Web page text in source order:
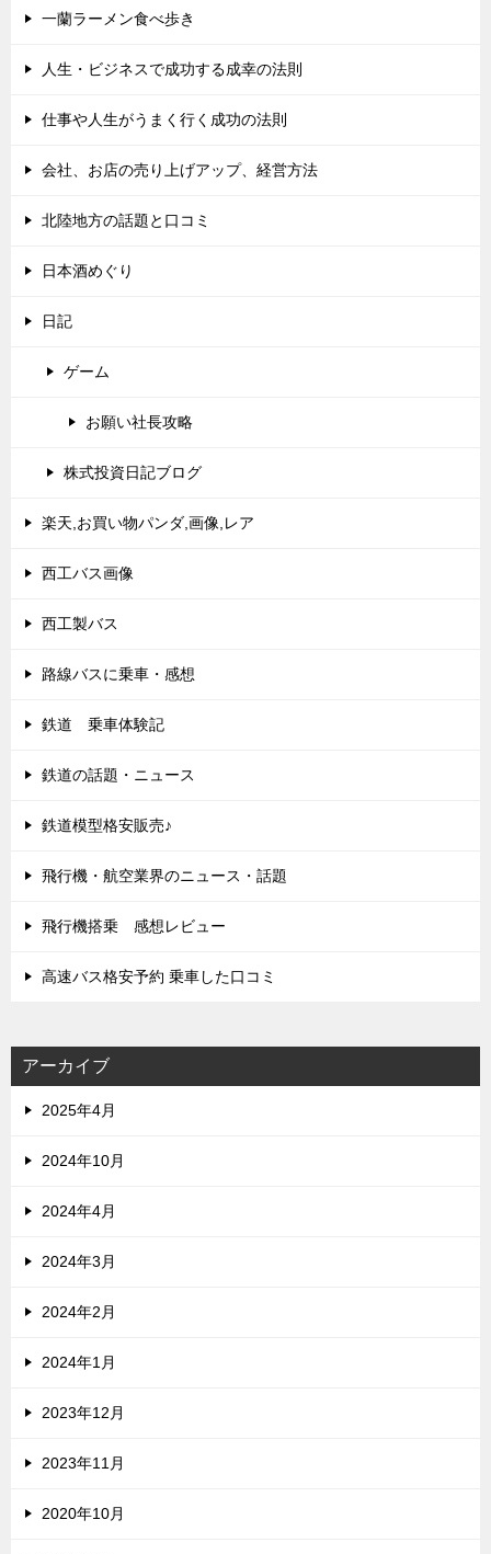
一蘭ラーメン食べ歩き
人生・ビジネスで成功する成幸の法則
仕事や人生がうまく行く成功の法則
会社、お店の売り上げアップ、経営方法
北陸地方の話題と口コミ
日本酒めぐり
日記
ゲーム
お願い社長攻略
株式投資日記ブログ
楽天,お買い物パンダ,画像,レア
西工バス画像
西工製バス
路線バスに乗車・感想
鉄道 乗車体験記
鉄道の話題・ニュース
鉄道模型格安販売♪
飛行機・航空業界のニュース・話題
飛行機搭乗 感想レビュー
高速バス格安予約 乗車した口コミ
アーカイブ
2025年4月
2024年10月
2024年4月
2024年3月
2024年2月
2024年1月
2023年12月
2023年11月
2020年10月